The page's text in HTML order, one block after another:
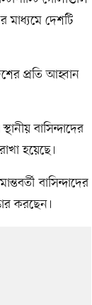
মাধ্যমে দেশটি
প্রতি আহ্বান
বাসিন্দাদের
হয়েছে।
বাসিন্দাদের
করছেন।